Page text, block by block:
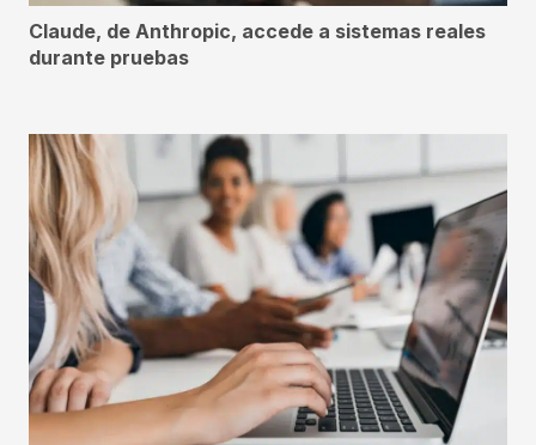
Claude, de Anthropic, accede a sistemas reales
durante pruebas